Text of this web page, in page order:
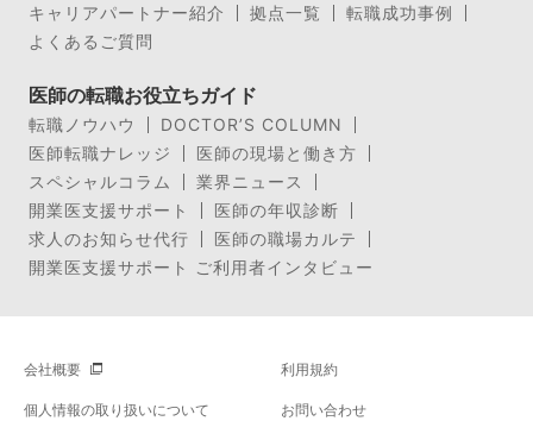
キャリアパートナー紹介
拠点一覧
転職成功事例
よくあるご質問
医師の転職お役立ちガイド
転職ノウハウ
DOCTOR’S COLUMN
医師転職ナレッジ
医師の現場と働き方
スペシャルコラム
業界ニュース
開業医支援サポート
医師の年収診断
求人のお知らせ代行
医師の職場カルテ
開業医支援サポート ご利用者インタビュー
会社概要 利用規約
個人情報の取り扱いについて お問い合わせ